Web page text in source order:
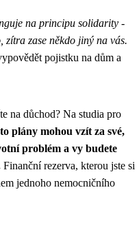
na principu solidarity -
zítra zase někdo jiný na vás.
pojistku na dům a
na důchod? Na studia pro
plány mohou vzít za své,
problém a vy budete
Finanční rezerva, kterou jste si
jednoho nemocničního